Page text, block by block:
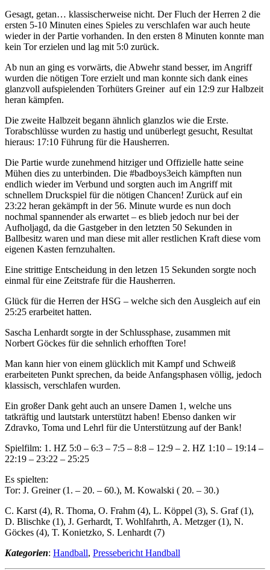
Gesagt, getan… klassischerweise nicht. Der Fluch der Herren 2 die
ersten 5-10 Minuten eines Spieles zu verschlafen war auch heute
wieder in der Partie vorhanden. In den ersten 8 Minuten konnte man
kein Tor erzielen und lag mit 5:0 zurück.
Ab nun an ging es vorwärts, die Abwehr stand besser, im Angriff
wurden die nötigen Tore erzielt und man konnte sich dank eines
glanzvoll aufspielenden Torhüters Greiner auf ein 12:9 zur Halbzeit
heran kämpfen.
Die zweite Halbzeit begann ähnlich glanzlos wie die Erste.
Torabschlüsse wurden zu hastig und unüberlegt gesucht, Resultat
hieraus: 17:10 Führung für die Hausherren.
Die Partie wurde zunehmend hitziger und Offizielle hatte seine
Mühen dies zu unterbinden. Die #badboys3eich kämpften nun
endlich wieder im Verbund und sorgten auch im Angriff mit
schnellem Druckspiel für die nötigen Chancen! Zurück auf ein
23:22 heran gekämpft in der 56. Minute wurde es nun doch
nochmal spannender als erwartet – es blieb jedoch nur bei der
Aufholjagd, da die Gastgeber in den letzten 50 Sekunden in
Ballbesitz waren und man diese mit aller restlichen Kraft diese vom
eigenen Kasten fernzuhalten.
Eine strittige Entscheidung in den letzen 15 Sekunden sorgte noch
einmal für eine Zeitstrafe für die Hausherren.
Glück für die Herren der HSG – welche sich den Ausgleich auf ein
25:25 erarbeitet hatten.
Sascha Lenhardt sorgte in der Schlussphase, zusammen mit
Norbert Göckes für die sehnlich erhofften Tore!
Man kann hier von einem glücklich mit Kampf und Schweiß
erarbeiteten Punkt sprechen, da beide Anfangsphasen völlig, jedoch
klassisch, verschlafen wurden.
Ein großer Dank geht auch an unsere Damen 1, welche uns
tatkräftig und lautstark unterstützt haben! Ebenso danken wir
Zdravko, Toma und Lehrl für die Unterstützung auf der Bank!
Spielfilm: 1. HZ 5:0 – 6:3 – 7:5 – 8:8 – 12:9 – 2. HZ 1:10 – 19:14 –
22:19 – 23:22 – 25:25
Es spielten:
Tor: J. Greiner (1. – 20. – 60.), M. Kowalski ( 20. – 30.)
C. Karst (4), R. Thoma, O. Frahm (4), L. Köppel (3), S. Graf (1),
D. Blischke (1), J. Gerhardt, T. Wohlfahrth, A. Metzger (1), N.
Göckes (4), T. Konietzko, S. Lenhardt (7)
Kategorien: Handball, Pressebericht Handball